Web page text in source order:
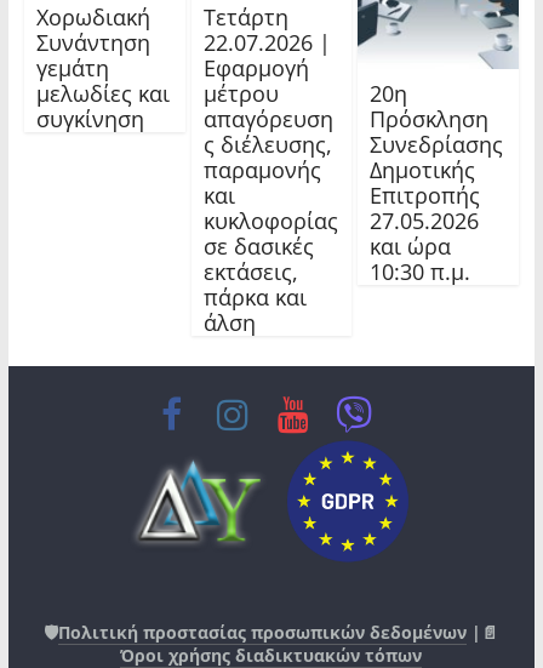
Χορωδιακή
Συνάντηση
γεμάτη
μελωδίες και
συγκίνηση
Τετάρτη
22.07.2026 |
Εφαρμογή
μέτρου
απαγόρευση
ς διέλευσης,
παραμονής
και
κυκλοφορίας
σε δασικές
εκτάσεις,
πάρκα και
άλση
20η
Πρόσκληση
Συνεδρίασης
Δημοτικής
Επιτροπής
27.05.2026
και ώρα
10:30 π.μ.
🛡️Πολιτική προστασίας προσωπικών δεδομένων |📄
Όροι χρήσης διαδικτυακών τόπων